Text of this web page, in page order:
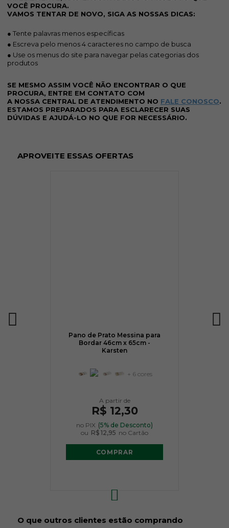
VOCÊ PROCURA.
VAMOS TENTAR DE NOVO, SIGA AS NOSSAS DICAS:
● Tente palavras menos específicas
● Escreva pelo menos 4 caracteres no campo de busca
● Use os menus do site para navegar pelas categorias dos
produtos
SE MESMO ASSIM VOCÊ NÃO ENCONTRAR O QUE
PROCURA, ENTRE EM CONTATO COM
A NOSSA CENTRAL DE ATENDIMENTO NO FALE CONOSCO.
ESTAMOS PREPARADOS PARA ESCLARECER SUAS
DÚVIDAS E AJUDÁ-LO NO QUE FOR NECESSÁRIO.
APROVEITE ESSAS OFERTAS
Pano de Prato Messina para
Bordar 46cm x 65cm -
Karsten
+ 6 cores
R$ 12,30
no PIX (5% de Desconto)
ou R$ 12,95 no Cartão
COMPRAR
O que outros clientes estão comprando